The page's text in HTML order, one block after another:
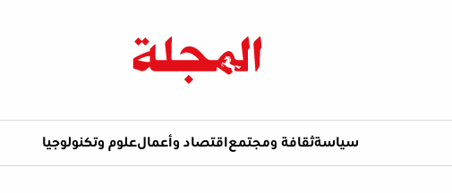
سياسةثقافة ومجتمع اقتصاد وأعمالعلوم وتكنولوجيا